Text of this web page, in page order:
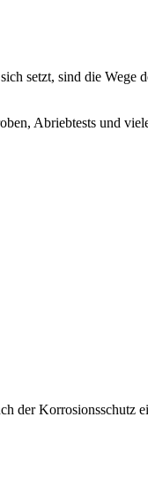
setzt, sind die Wege
Abriebtests und
der Korrosionsschutz